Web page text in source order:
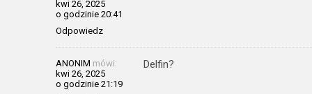
kwi 26, 2025
o godzinie 20:41
Odpowiedz
ANONIM mówi:
kwi 26, 2025
o godzinie 21:19
Delfin?